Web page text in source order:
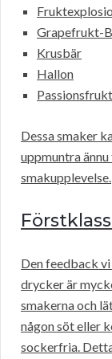
Grapefrukt-
Krusbär
Hallon
Passionsfrukt
Dessa smaker
uppmuntra
smakupplevelse.
Den feedback
drycker är
smakerna och
någon söt eller
sockerfria.